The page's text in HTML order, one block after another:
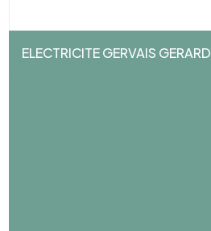
ELECTRICITE GERVAIS GERARD